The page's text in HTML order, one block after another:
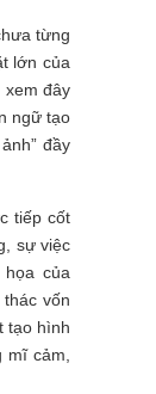
từng
lớn của
xem đây
ngữ tạo
đầy
tiếp cốt
sự việc
của
vốn
tạo hình
cảm,